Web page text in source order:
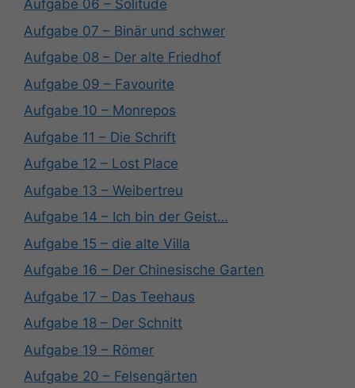
Aufgabe 06 – Solitude
Aufgabe 07 – Binär und schwer
Aufgabe 08 – Der alte Friedhof
Aufgabe 09 – Favourite
Aufgabe 10 – Monrepos
Aufgabe 11 – Die Schrift
Aufgabe 12 – Lost Place
Aufgabe 13 – Weibertreu
Aufgabe 14 – Ich bin der Geist…
Aufgabe 15 – die alte Villa
Aufgabe 16 – Der Chinesische Garten
Aufgabe 17 – Das Teehaus
Aufgabe 18 – Der Schnitt
Aufgabe 19 – Römer
Aufgabe 20 – Felsengärten